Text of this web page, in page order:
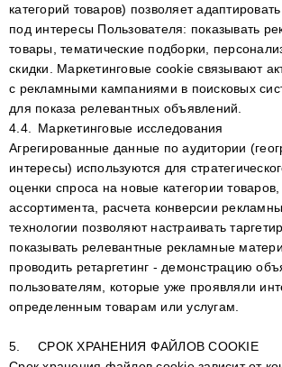
категорий товаров) позволяет
под интересы Пользователя: показывать
товары, тематические подборки,
скидки. Маркетинговые cookie связывают
с рекламными кампаниями в поисковых
для показа релевантных объявлений.
4.4.
Маркетинговые исследования
Агрегированные данные по аудитории
интересы) используются для
оценки спроса на новые категории
ассортимента, расчета конверсии
технологии позволяют настраивать
показывать релевантные рекламные
проводить ретаргетинг - демонстрацию
пользователям, которые уже проявляли
определенным товарам или услугам.
5.
СРОК ХРАНЕНИЯ ФАЙЛОВ COOKIE